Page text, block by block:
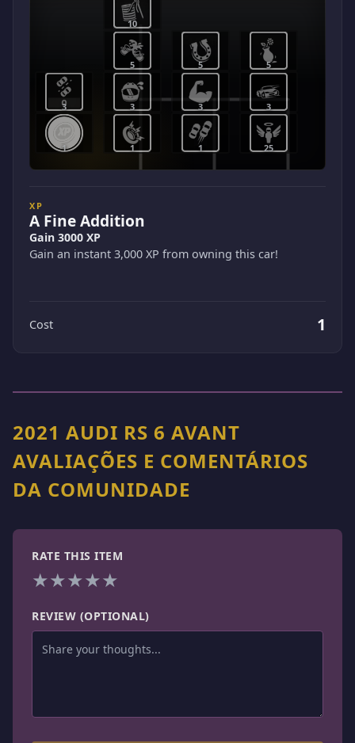
1 1 1 25
3 3 3 3
5 5 5
10
XP
A Fine Addition
Gain 3000 XP
Gain an instant 3,000 XP from owning this car!
Cost 1
2021 AUDI RS 6 AVANT
AVALIAÇÕES E COMENTÁRIOS
DA COMUNIDADE
RATE THIS ITEM
★★★★★
REVIEW (OPTIONAL)